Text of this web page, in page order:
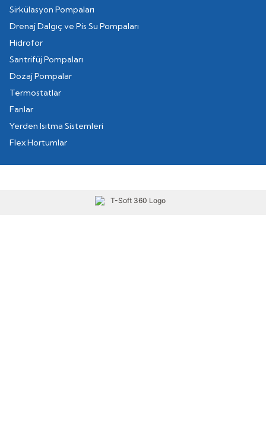
Sirkülasyon Pompaları
Drenaj Dalgıç ve Pis Su Pompaları
Hidrofor
Santrifüj Pompaları
Dozaj Pompalar
Termostatlar
Fanlar
Yerden Isıtma Sistemleri
Flex Hortumlar